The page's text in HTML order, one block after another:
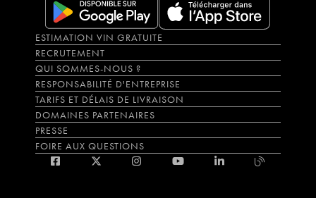
ESTIMATION VIN GRATUITE
RECRUTEMENT
QUI SOMMES-NOUS ?
RESPONSABILITÉ D'ENTREPRISE
TARIFS ET DÉLAIS DE LIVRAISON
DOMAINES PARTENAIRES
PRESSE
FOIRE AUX QUESTIONS